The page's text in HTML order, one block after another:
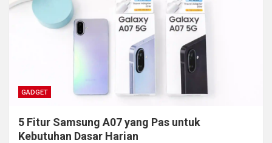
GADGET
5 Fitur Samsung A07 yang Pas untuk
Kebutuhan Dasar Harian